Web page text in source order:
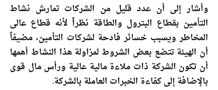
وأشار إلى أن عدد قليل من الشركات تمارش نشاط
التأمين بقطاع البترول والطاقة نظراً لأنه قطاع عالى
المخاطر ويسبب خسائر فادحة لشركات التأمين، مضيفاً
أن الهيئة تتضع بعض الشروط لمزاولة هذا النشاط أهمها
أن تكون الشركة ذات ملاءة مالية عالية ورأس مال قوى
بالإضافة إلى كفاءة الخبرات العاملة بالشركة.